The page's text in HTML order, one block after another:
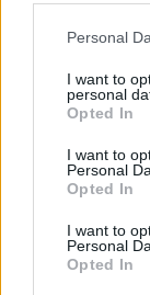
Personal
I want to
personal
Opted In
I want to
Personal
Opted In
I want to
Personal
Opted In
Комисар
Привет, не
поправете ме,